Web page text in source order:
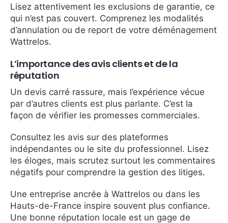
Lisez attentivement les exclusions de garantie, ce
qui n’est pas couvert. Comprenez les modalités
d’annulation ou de report de votre déménagement
Wattrelos.
L’importance des avis clients et de la
réputation
Un devis carré rassure, mais l’expérience vécue
par d’autres clients est plus parlante. C’est la
façon de vérifier les promesses commerciales.
Consultez les avis sur des plateformes
indépendantes ou le site du professionnel. Lisez
les éloges, mais scrutez surtout les commentaires
négatifs pour comprendre la gestion des litiges.
Une entreprise ancrée à Wattrelos ou dans les
Hauts-de-France inspire souvent plus confiance.
Une bonne réputation locale est un gage de